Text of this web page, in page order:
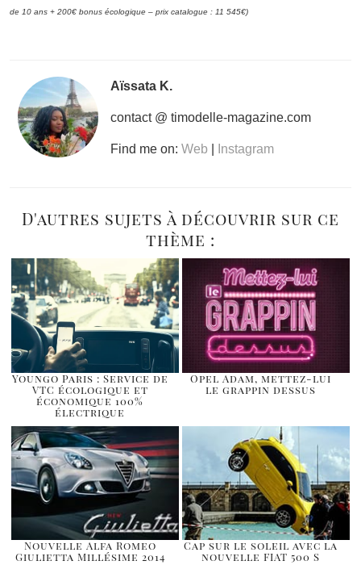
de 10 ans + 200€ bonus écologique – prix catalogue : 11 545€)
Aïssata K.
contact @ timodelle-magazine.com
Find me on: Web Instagram
D'autres sujets à découvrir sur ce
thème :
Youngo Paris : Service de
VTC écologique et
économique 100%
électrique
Opel Adam, mettez-lui
le grappin dessus
Nouvelle Alfa Romeo
Giulietta Millésime 2014
Cap sur le soleil avec la
nouvelle FIAT 500 S